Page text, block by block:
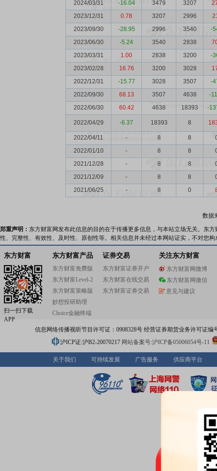
2024/03/31
-16.04 3479 3207
2023/12/31
0.78 3207 2996
2023/09/30
-28.95 2996 3540
-
2023/06/30
-5.24 3540 2838
2023/03/31
1.00 2838 3200
-
2023/02/28
16.76 3200 3028
2022/12/31
-15.77 3028 3507
-
2022/09/30
68.13 3507 4638
-
2022/06/30
60.42 4638 18393 -
2022/04/29 -6.37 18393 8
2022/04/11 - 8 8
2022/01/10
- 8 8
2021/12/28
- 8 8
2021/12/09
- 8 8
2021/06/25
- 8 0
数据
郑重声明： 东方财富网发布此信息的目的在于传播更多信息，与本站立场无关。东
性、完整性、有效性、及时性、原创性等。相关信息并未经过本网站证实，不对您
东方财富
扫一扫下载
APP
东方财富产品
东方财富免费版
东方财富Level-2
东方财富策略版
妙想投研助理
Choice金融终端
证券交易
东方财富证券开户
东方财富在线交易
东方财富证券交易
关注东方财富
东方财富网微博
东方财富网微信
意见与建议
信息网络传播视听节目许可证：0908328号 经营证券期货业务许可证编
沪ICP证:沪B2-20070217 网站备案号:沪ICP备05006054号-11
关于我们 可持续发展 广告服务 供应商平台